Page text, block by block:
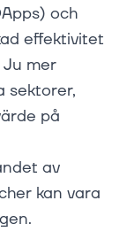
och
effektivitet
mer
sektorer,
på
av
kan vara